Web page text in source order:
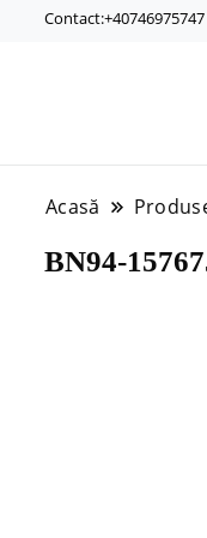
Contact:+40746975747
Acasă
BN94-